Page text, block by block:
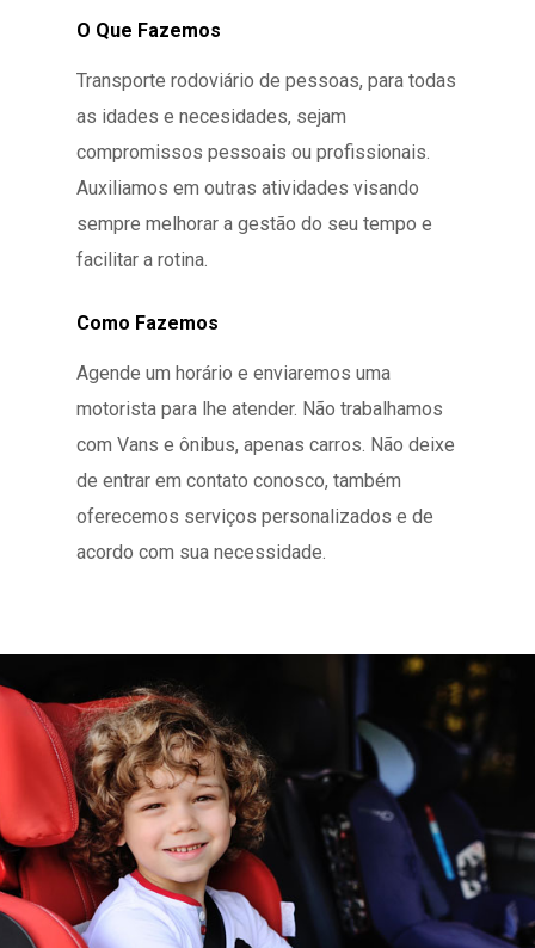
O Que Fazemos
Transporte rodoviário de pessoas, para todas
as idades e necesidades, sejam
compromissos pessoais ou profissionais.
Auxiliamos em outras atividades visando
sempre melhorar a gestão do seu tempo e
facilitar a rotina.
Como Fazemos
Agende um horário e enviaremos uma
motorista para lhe atender. Não trabalhamos
com Vans e ônibus, apenas carros. Não deixe
de entrar em contato conosco, também
oferecemos serviços personalizados e de
acordo com sua necessidade.